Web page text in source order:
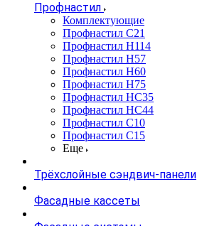
Профнастил
Комплектующие
Профнастил C21
Профнастил Н114
Профнастил Н57
Профнастил Н60
Профнастил Н75
Профнастил НС35
Профнастил НС44
Профнастил С10
Профнастил С15
Еще
Трёхслойные сэндвич-панели
Фасадные кассеты